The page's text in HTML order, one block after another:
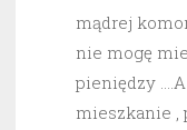
mądrej
nie mogę
pieniędzy
mieszkanie ,